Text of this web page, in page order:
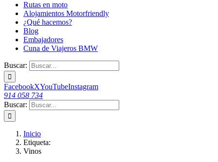
Rutas en moto
Alojamientos Motorfriendly
¿Qué hacemos?
Blog
Embajadores
Cuna de Viajeros BMW
Buscar:
FacebookXYouTubeInstagram
914 058 734
Buscar:
Inicio
Etiqueta:
Vinos